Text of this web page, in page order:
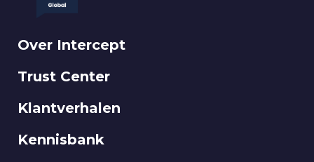
Over Intercept
Trust Center
Klantverhalen
Kennisbank